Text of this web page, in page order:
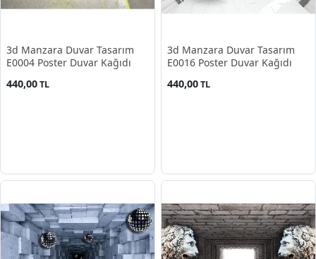
3d Manzara Duvar Tasarım
E0004 Poster Duvar Kağıdı
440,00TL
3d Manzara Duvar Tasarım
E0016 Poster Duvar Kağıdı
440,00TL